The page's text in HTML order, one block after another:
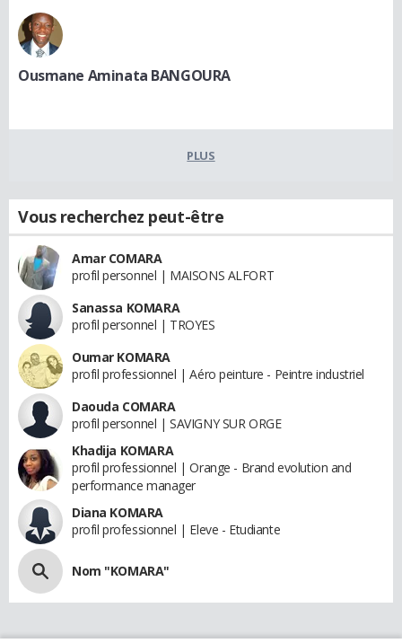
Ousmane Aminata BANGOURA
PLUS
Vous recherchez peut-être
Amar COMARA
profil personnel | MAISONS ALFORT
Sanassa KOMARA
profil personnel | TROYES
Oumar KOMARA
profil professionnel | Aéro peinture - Peintre industriel
Daouda COMARA
profil personnel | SAVIGNY SUR ORGE
Khadija KOMARA
profil professionnel | Orange - Brand evolution and
performance manager
Diana KOMARA
profil professionnel | Eleve - Etudiante
Nom "KOMARA"